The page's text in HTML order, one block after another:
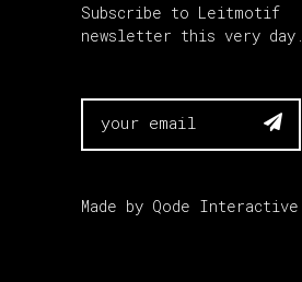
Subscribe to Leitmotif
newsletter this very day.

Made by Qode Interactive